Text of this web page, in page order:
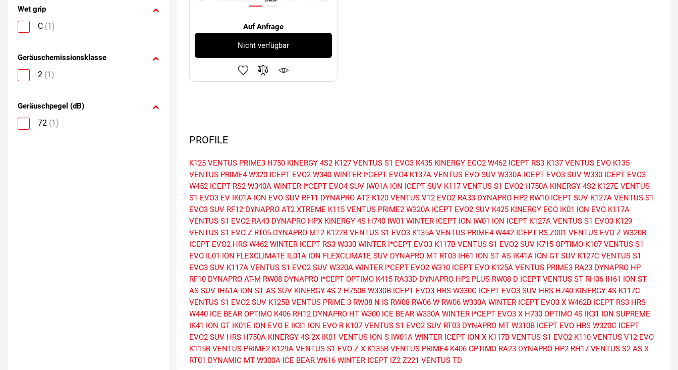
Wet grip
C (1)
Geräuschemissionsklasse
2 (1)
Geräuschpegel (dB)
72 (1)
Auf Anfrage
Nicht verfügbar
PROFILE
K125 VENTUS PRIME3 H750 KINERGY 4S2 K127 VENTUS S1 EVO3 K435 KINERGY ECO2 W462 ICEPT RS3 K137 VENTUS EVO K135
VENTUS PRIME4 W320 ICEPT EVO2 W340 WINTER I*CEPT EVO4 K137A VENTUS EVO SUV W330A ICEPT EVO3 SUV W330 ICEPT EVO3
W452 ICEPT RS2 W340A WINTER I*CEPT EVO4 SUV IW01A ION ICEPT SUV K117 VENTUS S1 EVO2 H750A KINERGY 4S2 K127E VENTUS
S1 EVO3 EV IK01A ION EVO SUV RF11 DYNAPRO AT2 K120 VENTUS V12 EVO2 RA33 DYNAPRO HP2 RW10 ICEPT SUV K127A VENTUS S1
EVO3 SUV RF12 DYNAPRO AT2 XTREME K115 VENTUS PRIME2 W320A ICEPT EVO2 SUV K425 KINERGY ECO IK01 ION EVO K117A
VENTUS S1 EVO2 RA43 DYNAPRO HPX KINERGY 4S H740 IW01 WINTER ICEPT ION IW01 ION ICEPT K127A VENTUS S1 EVO3 K129
VENTUS S1 EVO Z RT05 DYNAPRO MT2 K127B VENTUS S1 EVO3 K135A VENTUS PRIME4 W442 ICEPT RS Z001 VENTUS EVO Z W320B
ICEPT EVO2 HRS W462 WINTER ICEPT RS3 W330 WINTER I*CEPT EVO3 K117B VENTUS S1 EVO2 SUV K715 OPTIMO K107 VENTUS S1
EVO IL01 ION FLEXCLIMATE IL01A ION FLEXCLIMATE SUV DYNAPRO MT RT03 IH61 ION ST AS IK41A ION GT SUV K127C VENTUS S1
EVO3 SUV K117A VENTUS S1 EVO2 SUV W320A WINTER I*CEPT EVO2 W310 ICEPT EVO K125A VENTUS PRIME3 RA23 DYNAPRO HP
RF10 DYNAPRO AT-M RW08 DYNAPRO I*CEPT OPTIMO K415 RA33D DYNAPRO HP2 PLUS RW08 D ICEPT VENTUS ST RH06 IH61 ION ST
AS SUV IH61A ION ST AS SUV KINERGY 4S 2 H750B W330B ICEPT EVO3 HRS W330C ICEPT EVO3 SUV HRS H740 KINERGY 4S K117C
VENTUS S1 EVO2 SUV K125B VENTUS PRIME 3 RW08 N IS RW08 RW06 W RW06 W330A WINTER ICEPT EVO3 X W462B ICEPT RS3 HRS
W440 ICE BEAR OPTIMO K406 RH12 DYNAPRO HT W300 ICE BEAR W330A WINTER I*CEPT EVO3 X H730 OPTIMO 4S IK31 ION SUPREME
IK41 ION GT IK01E ION EVO E IK31 ION EVO R K107 VENTUS S1 EVO2 SUV RT03 DYNAPRO MT W310B ICEPT EVO HRS W320C ICEPT
EVO2 SUV HRS H750A KINERGY 4S 2X IK01 VENTUS ION S IW01A WINTER ICEPT ION X K117B VENTUS S1 EVO2 K110 VENTUS V12 EVO
K115B VENTUS PRIME2 K129A VENTUS S1 EVO Z X K135B VENTUS PRIME4 K406 OPTIMO RA23 DYNAPRO HP2 RH17 VENTUS S2 AS X
RT01 DYNAMIC MT W300A ICE BEAR W616 WINTER ICEPT IZ2 Z221 VENTUS TD